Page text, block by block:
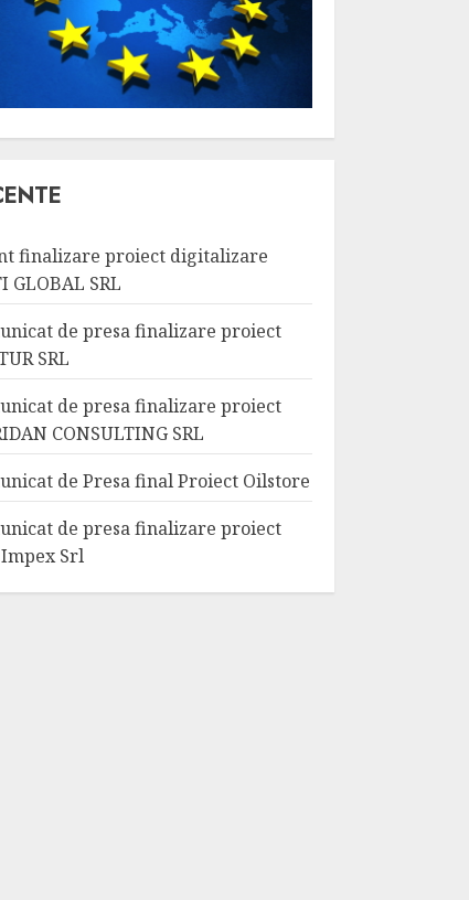
finalizare proiect digitalizare
GLOBAL SRL
de presa finalizare proiect
SRL
de presa finalizare proiect
CONSULTING SRL
de Presa final Proiect Oilstore
de presa finalizare proiect
Srl